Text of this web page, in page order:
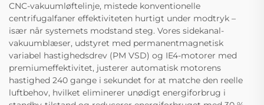
CNC-vakuumløftelinje, mistede konventionelle
centrifugalfaner effektiviteten hurtigt under modtryk –
især når systemets modstand steg. Vores sidekanal-
vakuumblæser, udstyret med permanentmagnetisk
variabel hastighedsdrev (PM VSD) og IE4-motorer med
premiumeffektivitet, justerer automatisk motorens
hastighed 240 gange i sekundet for at matche den reelle
luftbehov, hvilket eliminerer unødigt energiforbrug i